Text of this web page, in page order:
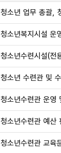
청소년 업무 총괄,
청소년복지시설 운
청소년수련시설(전
청소년 수련관 및
청소년수련관 운영
청소년수련관 예산
청소년수련관 교육